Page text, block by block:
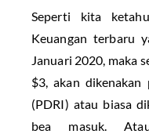
Seperti kita
Keuangan terbaru
Januari 2020, maka
$3, akan
(PDRI) atau biasa
bea masuk.